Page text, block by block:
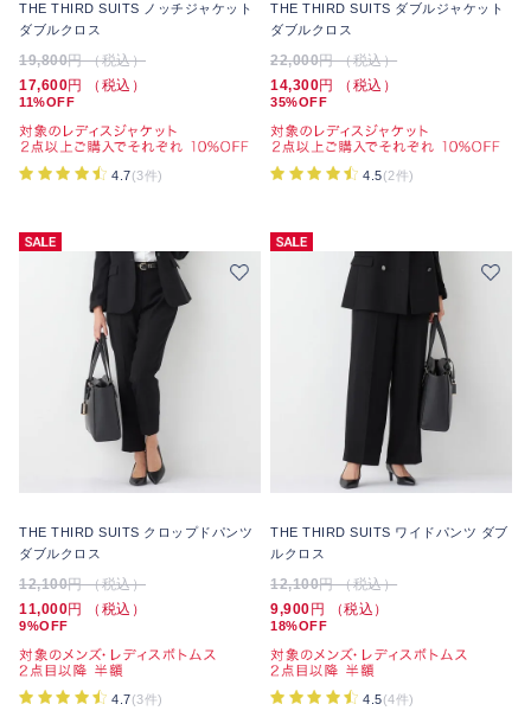
THE THIRD SUITS ノッチジャケット
ダブルクロス
19,800円 （税込）
17,600円 （税込）
11%OFF
4.7(3件)
THE THIRD SUITS ダブルジャケット
ダブルクロス
22,000円 （税込）
14,300円 （税込）
35%OFF
4.5(2件)
THE THIRD SUITS クロップドパンツ
ダブルクロス
12,100円 （税込）
11,000円 （税込）
9%OFF
4.7(3件)
THE THIRD SUITS ワイドパンツ ダブ
ルクロス
12,100円 （税込）
9,900 円 （税込）
18%OFF
4.5(4件)